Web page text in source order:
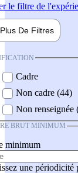
le filtre de
Plus De Filtres
Cadre
Non cadre (44)
Non renseignée
BRUT MINIMUM
minimum
une périodicité